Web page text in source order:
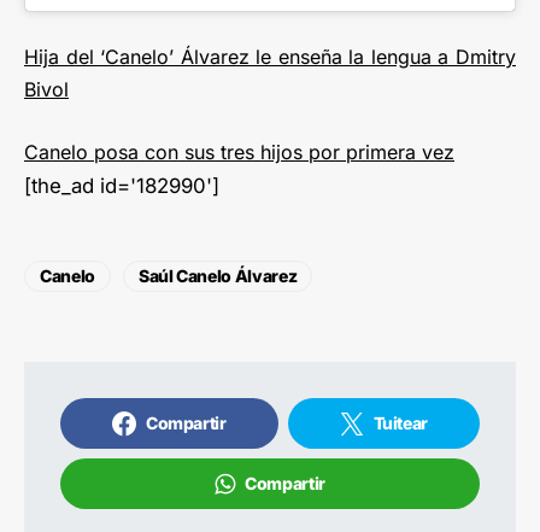
Hija del ‘Canelo’ Álvarez le enseña la lengua a Dmitry
Bivol
Canelo posa con sus tres hijos por primera vez
[the_ad id='182990']
Canelo Saúl Canelo Álvarez
Compartir Tuitear
Compartir